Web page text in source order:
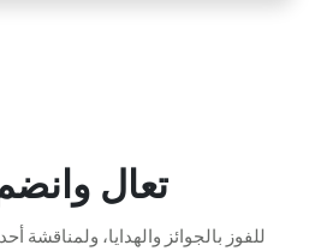
تعال وانضم